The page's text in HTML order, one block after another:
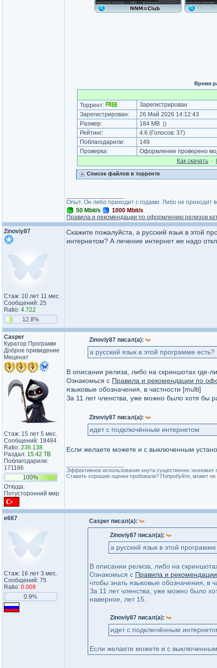
Время
Торрент:
Зарегистрирован
Зарегистрирован:
26 Май 2026 14:12:43
Размер:
184 MB ()
Рейтинг: 4.6 (Голосов: 37)
Поблагодарили:
149
Проверка:
Оформление проверено
Как cкачать·
Список файлов в торренте
Опыт. Он либо приходит с годами. Либо не приходит
50 Mbit/s
1000 Mbit/s
Правила и рекомендации по оформлению релизов
Zinoviy87
Стаж: 10 лет 11 мес.
Сообщений: 25
Ratio: 4.722
12.8%
Скажите пожалуйста, а русский язык в этой
интернетом? А лечение интернет же надо
Casper
Куратор Программ
Доброе привидение
Меценат
Стаж: 15 лет 5 мес.
Сообщений: 18484
Ratio: 236.138
Раздал: 15.42 TB
Поблагодарили:
171186
100%
Откуда:
Потусторонний мир
Zinoviy87 писал(а):
а русский язык в этой программе есть?
В описании релиза, либо на скриншотах где-
Ознакомься с Правила и рекомендации по
языковые обозначения, в частности [multi]
За 11 лет членства, уже можно было хотя бы
Zinoviy87 писал(а):
идет с подключённым интернетом
Если желаете можете и с выключенным
Эффективное использование кнута существенно экономит
Ставить хорошие оценки пробовали? Попробуйте, может
e667
Стаж: 16 лет 3 мес.
Сообщений: 75
Ratio: 0.008
0.9%
Casper писал(а):
Zinoviy87 писал(а):
а русский язык в этой программе
В описании релиза, либо на
Ознакомься с Правила и
чтобы знать языковые обозначения, в
За 11 лет членства, уже можно было
наверное, лет 15.
Zinoviy87 писал(а):
идет с подключённым
Если желаете можете и с